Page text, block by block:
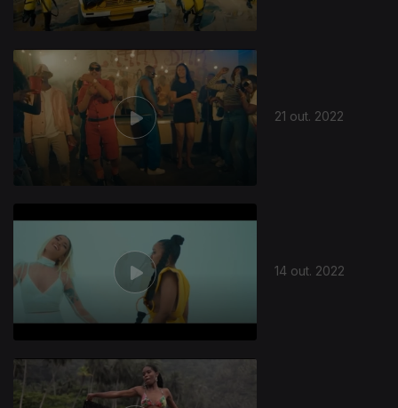
21 out. 2022
14 out. 2022